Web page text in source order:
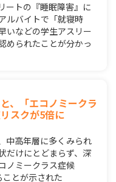
ートの『睡眠障害』に
ルバイトで「就寝時
いなどの学生アスリー
められたことが分かっ
、「エコノミークラ
スクが5倍に
中高年層に多くみられ
だけにとどまらず、深
ノミークラス症候
とが示された